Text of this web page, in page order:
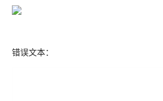
错误文本：